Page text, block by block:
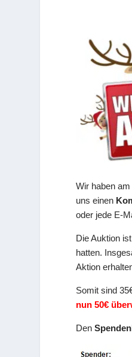
Wir haben am
uns einen
oder jede E-
Die Auktion
hatten.
Aktion
Somit sind
nun 50€
Den